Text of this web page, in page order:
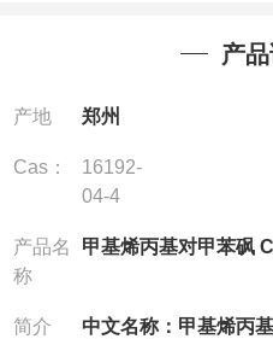
产
产地 郑州
Cas：
16192-
04-4
产品名
称
甲基烯丙基对甲苯砜
简介
中文名称：甲基烯丙